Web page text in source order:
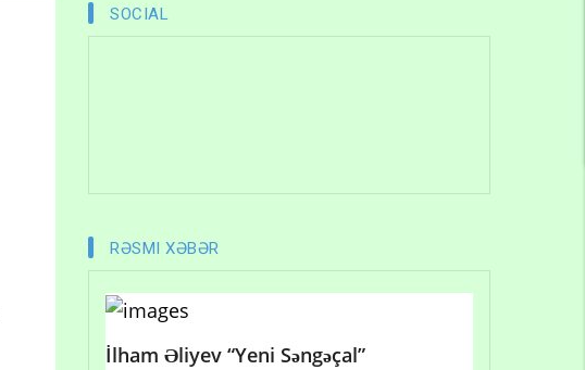
SOCIAL
RƏSMI XƏBƏR
İlham Əliyev “Yeni Səngəçal”